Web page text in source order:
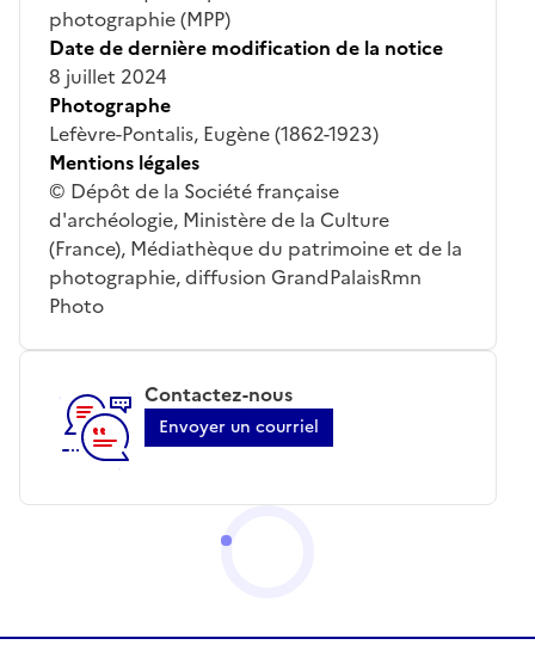
photographie (MPP)
Date de dernière modification de la notice
8 juillet 2024
Photographe
Lefèvre-Pontalis, Eugène (1862-1923)
Mentions légales
© Dépôt de la Société française
d'archéologie, Ministère de la Culture
(France), Médiathèque du patrimoine et de la
photographie, diffusion GrandPalaisRmn
Photo
Contactez-nous
Envoyer un courriel